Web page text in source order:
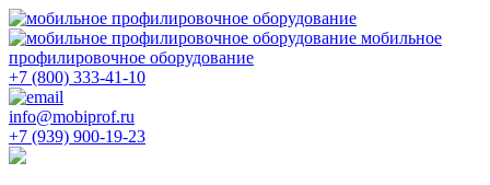
мобильное
профилировочное оборудование
+7 (800) 333-41-10
info@mobiprof.ru
+7 (939) 900-19-23